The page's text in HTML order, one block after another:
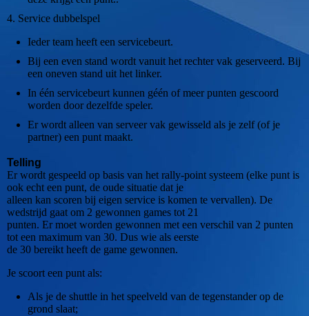
4. Service dubbelspel
Ieder team heeft een servicebeurt.
Bij een even stand wordt vanuit het rechter vak geserveerd. Bij
een oneven stand uit het linker.
In één servicebeurt kunnen géén of meer punten gescoord
worden door dezelfde speler.
Er wordt alleen van serveer vak gewisseld als je zelf (of je
partner) een punt maakt.
Telling
Er wordt gespeeld op basis van het rally-point systeem (elke punt is
ook echt een punt, de oude situatie dat je
alleen kan scoren bij eigen service is komen te vervallen). De
wedstrijd gaat om 2 gewonnen games tot 21
punten. Er moet worden gewonnen met een verschil van 2 punten
tot een maximum van 30. Dus wie als eerste
de 30 bereikt heeft de game gewonnen.
Je scoort een punt als:
Als je de shuttle in het speelveld van de tegenstander op de
grond slaat;